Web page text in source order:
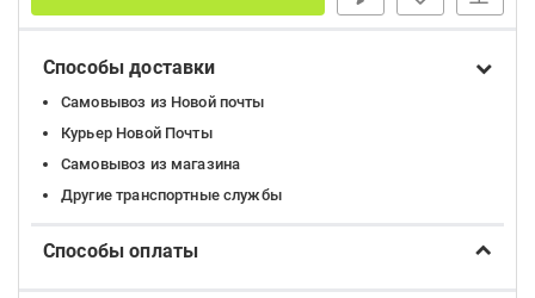
Способы доставки
Самовывоз из Новой почты
Курьер Новой Почты
Самовывоз из магазина
Другие транспортные службы
Способы оплаты